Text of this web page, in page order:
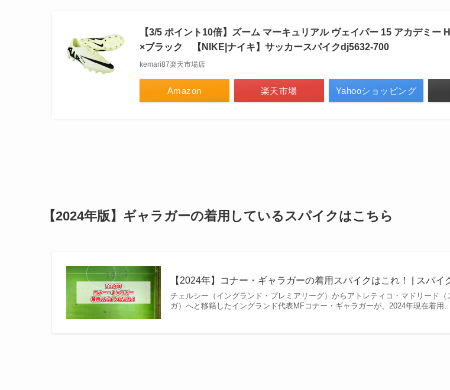
【3/5 ポイント10倍】ズーム マーキュリアル ヴェイパー 15 アカデミ
×ブラック 【NIKE|ナイキ】サッカースパイクdj5632-700
kemari87楽天市場店
Amazon 楽天市場 Yahooショッピング
【2024年版】ギャラガーの着用しているスパイクはこちら
【2024年】コナー・ギャラガーの着用スパイクはこれ！ | スパイ
チェルシー（イングランド・プレミアリーグ）からアトレティコ・マドリード（
ガ）へと移籍したイングランド代表MFコナー・ギャラガーが、2024年現在着用